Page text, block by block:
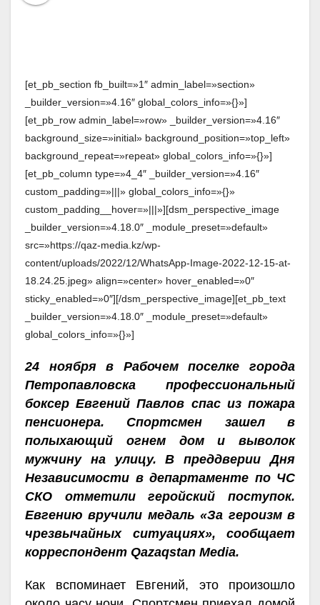
[et_pb_section fb_built=»1″ admin_label=»section»
_builder_version=»4.16″ global_colors_info=»{}»]
[et_pb_row admin_label=»row» _builder_version=»4.16″
background_size=»initial» background_position=»top_left»
background_repeat=»repeat» global_colors_info=»{}»]
[et_pb_column type=»4_4″ _builder_version=»4.16″
custom_padding=»|||» global_colors_info=»{}»
custom_padding__hover=»|||»][dsm_perspective_image
_builder_version=»4.18.0″ _module_preset=»default»
src=»https://qaz-media.kz/wp-
content/uploads/2022/12/WhatsApp-Image-2022-12-15-at-
18.24.25.jpeg» align=»center» hover_enabled=»0″
sticky_enabled=»0″][/dsm_perspective_image][et_pb_text
_builder_version=»4.18.0″ _module_preset=»default»
global_colors_info=»{}»]
24 ноября в Рабочем поселке города
Петропавловска профессиональный
боксер Евгений Павлов спас из пожара
пенсионера. Спортсмен зашел в
полыхающий огнем дом и выволок
мужчину на улицу. В преддверии Дня
Независимости в департаменте по ЧС
СКО отметили геройский поступок.
Евгению вручили медаль «За героизм в
чрезвычайных ситуациях», сообщает
корреспондент Qazaqstan Media.
Как вспоминает Евгений, это произошло